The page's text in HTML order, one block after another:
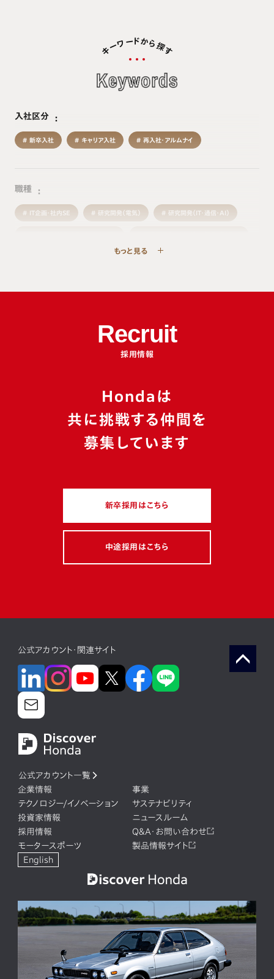
キーワ ー ドから探す
入社区分
新卒入社 キャリア入社 再入社・アルムナイ
職種
IT企画・社内SE 研究開発（電気） 研究開発（IT・通信・AI）
イベントレポート 座談会 特別企画
スキルアップ・成長環境 グローバル 駐在経験
フィロソフィー ボトムアップ
ソフトウェア(組み込み)
モビリティサービス 新規事業 最先端技術
カーボンニュートラル コロナ禍
もっと見る
Recruit
採用情報
Hondaは
共に挑戦する仲間を
募集しています
新卒採用はこちら
中途採用はこちら
公式アカウント・関連サイト
公式アカウント一覧
企業情報
事業
テクノロジー/イノベーション
サステナビリティ
投資家情報
ニュースルーム
採用情報
Q&A・お問い合わせ
モータースポーツ
製品情報サイト
English